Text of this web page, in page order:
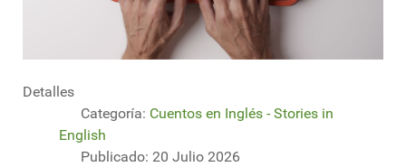
Detalles
Categoría: Cuentos en Inglés - Stories in
English
Publicado: 20 Julio 2026